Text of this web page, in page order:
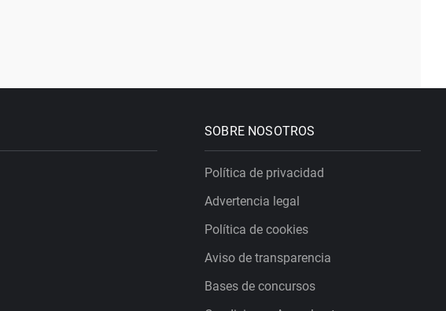
SOBRE NOSOTROS
Política de privacidad
Advertencia legal
Política de cookies
Aviso de transparencia
Bases de concursos